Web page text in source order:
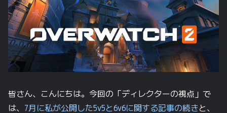
皆さん、こんにちは。今回の「ディレクターの視点」で
は、 7月に私が公開した5v5と6v6に関する記事の続きと、